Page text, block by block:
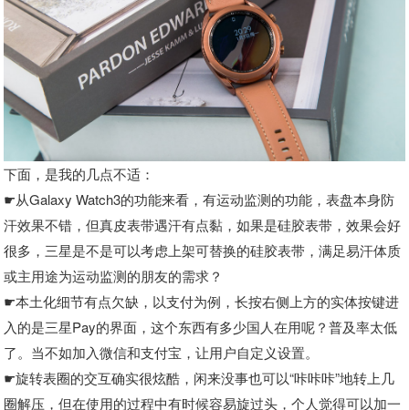
下面，是我的几点不适：
☛从Galaxy Watch3的功能来看，有运动监测的功能，表盘本身防
汗效果不错，但真皮表带遇汗有点黏，如果是硅胶表带，效果会好
很多，三星是不是可以考虑上架可替换的硅胶表带，满足易汗体质
或主用途为运动监测的朋友的需求？
☛本土化细节有点欠缺，以支付为例，长按右侧上方的实体按键进
入的是三星Pay的界面，这个东西有多少国人在用呢？普及率太低
了。当不如加入微信和支付宝，让用户自定义设置。
☛旋转表圈的交互确实很炫酷，闲来没事也可以“咔咔咔”地转上几
圈解压，但在使用的过程中有时候容易旋过头，个人觉得可以加一